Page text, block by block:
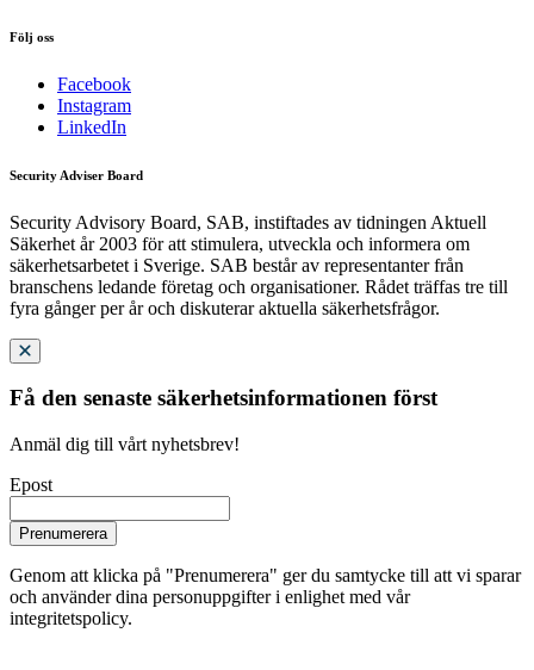
Följ oss
Facebook
Instagram
LinkedIn
Security Adviser Board
Security Advisory Board, SAB, instiftades av tidningen Aktuell
Säkerhet år 2003 för att stimulera, utveckla och informera om
säkerhetsarbetet i Sverige. SAB består av representanter från
branschens ledande företag och organisationer. Rådet träffas tre till
fyra gånger per år och diskuterar aktuella säkerhetsfrågor.
Få den senaste säkerhetsinformationen först
Anmäl dig till vårt nyhetsbrev!
Epost
Prenumerera
Genom att klicka på "Prenumerera" ger du samtycke till att vi sparar
och använder dina personuppgifter i enlighet med vår
integritetspolicy.